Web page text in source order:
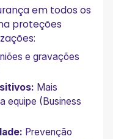
em todos os
proteções
e gravações
Mais
equipe (Business
Prevenção